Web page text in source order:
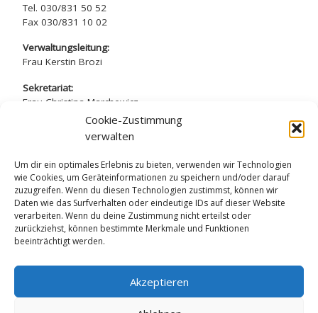
Cookie-Zustimmung
verwalten
Um dir ein optimales Erlebnis zu bieten, verwenden wir Technologien
wie Cookies, um Geräteinformationen zu speichern und/oder darauf
zuzugreifen. Wenn du diesen Technologien zustimmst, können wir
Daten wie das Surfverhalten oder eindeutige IDs auf dieser Website
verarbeiten. Wenn du deine Zustimmung nicht erteilst oder
zurückziehst, können bestimmte Merkmale und Funktionen
beeinträchtigt werden.
Akzeptieren
Tel. 030/831 50 52
Fax 030/831 10 02
Verwaltungsleitung:
Frau Kerstin Brozi
Sekretariat:
Frau Christina Marchewicz
Frau Nadine Simros
sekretariat@arndt-gymnasium.de
Datenschutzerklärung
Impressum